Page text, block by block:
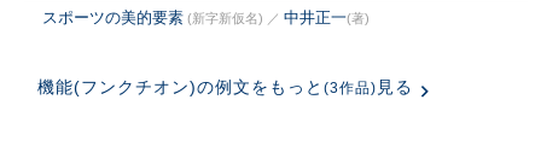
スポーツの美的要素 (新字新仮名) ／ 中井正一(著)
機能(フンクチオン)の例文をもっと (3作品) 見る